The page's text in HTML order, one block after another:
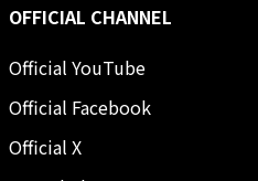
OFFICIAL CHANNEL
Official YouTube
Official Facebook
Official X